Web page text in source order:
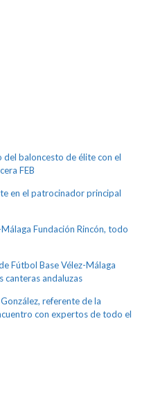
del baloncesto de élite con el
FEB
en el patrocinador principal
Fundación Rincón, todo
Fútbol Base Vélez-Málaga
canteras andaluzas
referente de la
con expertos de todo el